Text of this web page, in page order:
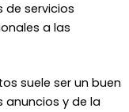
de servicios
a las
suele ser un buen
y de la